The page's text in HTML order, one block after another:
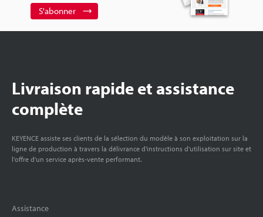
S'abonner
Livraison rapide et assistance
complète
KEYENCE assiste ses clients de la sélection du modèle à son exploitation sur la
ligne de production à travers la délivrance d'instructions d'utilisation sur site et
l'offre d'un service après-vente performant.
Assistance